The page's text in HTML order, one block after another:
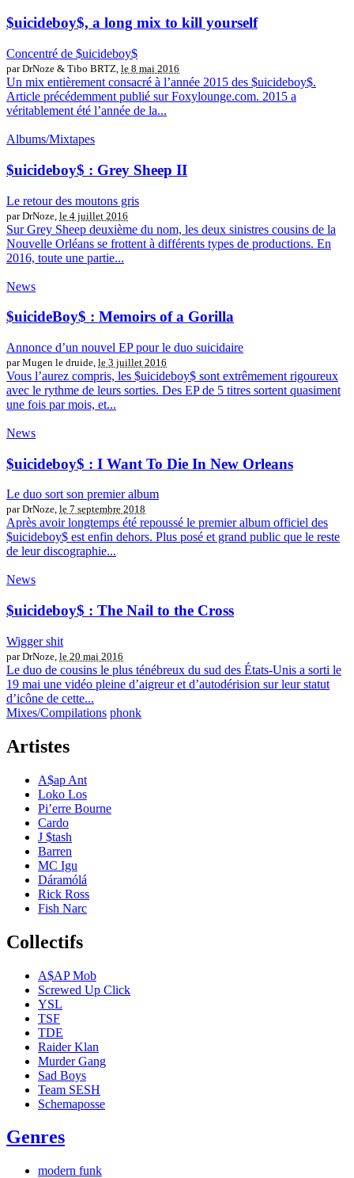
$uicideboy$, a long mix to kill yourself
Concentré de $uicideboy$
par DrNoze & Tibo BRTZ, le 8 mai 2016
Un mix entièrement consacré à l’année 2015 des $uicideboy$.
Article précédemment publié sur Foxylounge.com. 2015 a
véritablement été l’année de la...
Albums/Mixtapes
$uicideboy$ : Grey Sheep II
Le retour des moutons gris
par DrNoze, le 4 juillet 2016
Sur Grey Sheep deuxième du nom, les deux sinistres cousins de la
Nouvelle Orléans se frottent à différents types de productions. En
2016, toute une partie...
News
$uicideBoy$ : Memoirs of a Gorilla
Annonce d’un nouvel EP pour le duo suicidaire
par Mugen le druide, le 3 juillet 2016
Vous l’aurez compris, les $uicideboy$ sont extrêmement rigoureux
avec le rythme de leurs sorties. Des EP de 5 titres sortent quasiment
une fois par mois, et...
News
$uicideboy$ : I Want To Die In New Orleans
Le duo sort son premier album
par DrNoze, le 7 septembre 2018
Après avoir longtemps été repoussé le premier album officiel des
$uicideboy$ est enfin dehors. Plus posé et grand public que le reste
de leur discographie...
News
$uicideboy$ : The Nail to the Cross
Wigger shit
par DrNoze, le 20 mai 2016
Le duo de cousins le plus ténébreux du sud des États-Unis a sorti le
19 mai une vidéo pleine d’aigreur et d’autodérision sur leur statut
d’icône de cette...
Mixes/Compilations phonk
Artistes
A$ap Ant
Loko Los
Pi’erre Bourne
Cardo
J $tash
Barren
MC Igu
Dáramólá
Rick Ross
Fish Narc
Collectifs
A$AP Mob
Screwed Up Click
YSL
TSF
TDE
Raider Klan
Murder Gang
Sad Boys
Team SESH
Schemaposse
Genres
modern funk